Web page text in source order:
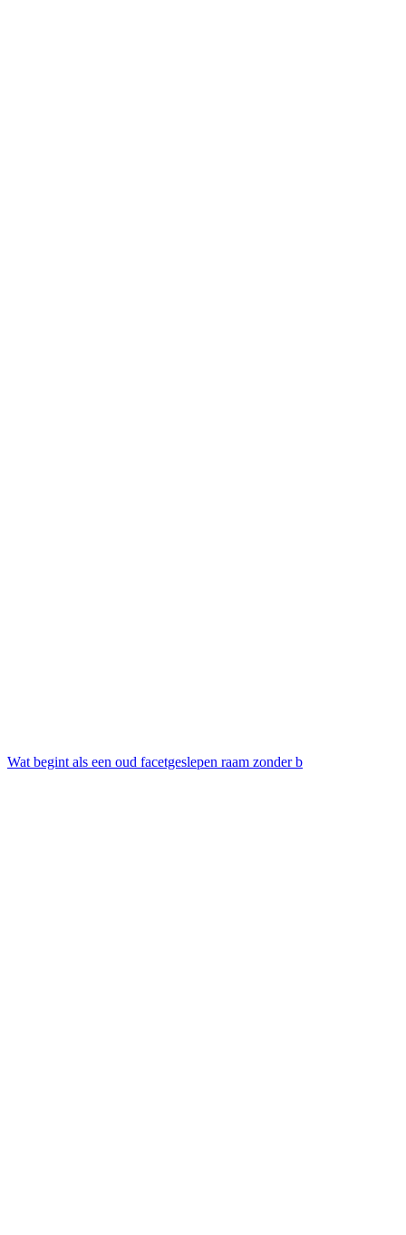
Wat begint als een oud facetgeslepen raam zonder b